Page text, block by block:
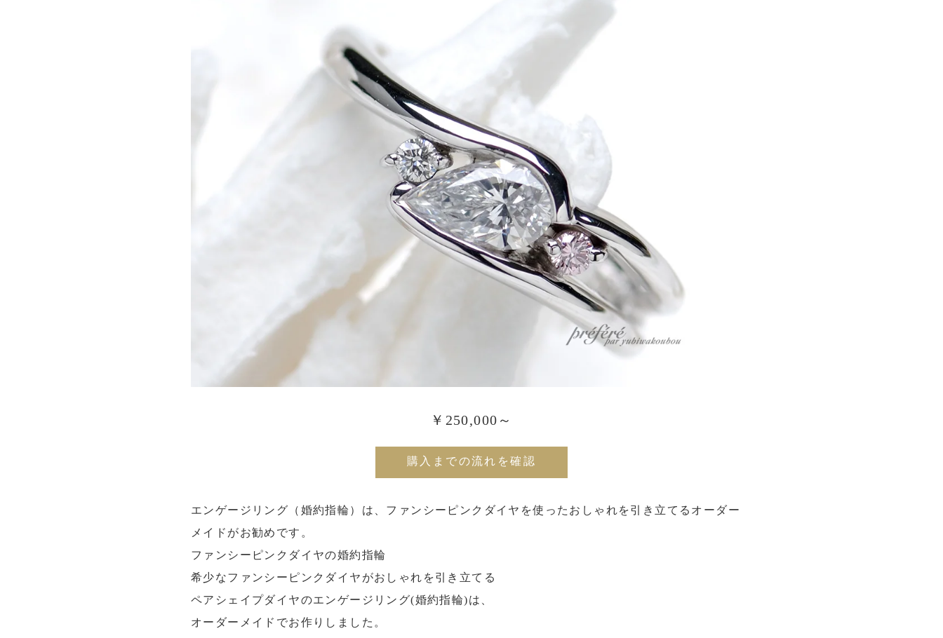
￥250,000～
購入までの流れを確認
エンゲージリング（婚約指輪）は、ファンシーピンクダイヤを使ったおしゃれを引き立てるオーダー
メイドがお勧めです。
ファンシーピンクダイヤの婚約指輪
希少なファンシーピンクダイヤがおしゃれを引き立てる
ペアシェイプダイヤのエンゲージリング(婚約指輪)は、
オーダーメイドでお作りしました。